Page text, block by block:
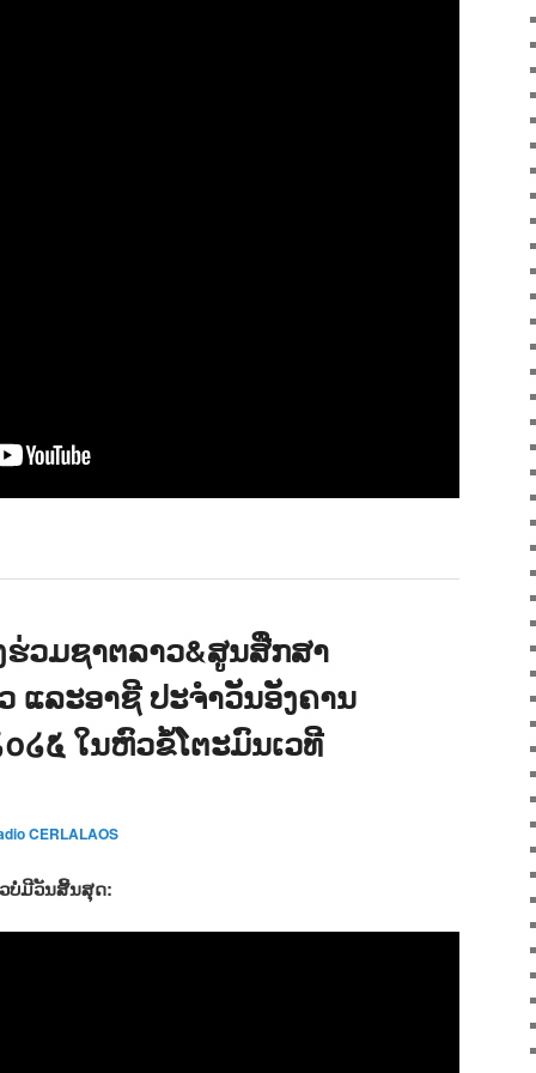
ວມຊາຕລາວ&ສູນສືກສາ
ແລະອາຊີ ປະຈຳວັນອັງຄານ
໒໕ ໃນຫົວຂໍ້ໂຕະມົນເວທີ
CERLALAOS
ບໍ່ມີວັນສີ້ນສຸດ: